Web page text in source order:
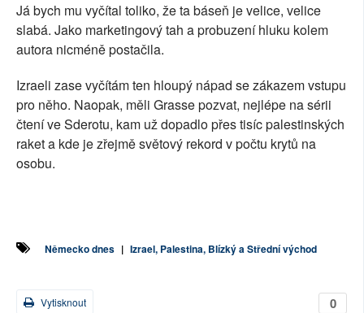
Já bych mu vyčítal toliko, že ta báseň je velice, velice
slabá. Jako marketingový tah a probuzení hluku kolem
autora nicméně postačila.
Izraeli zase vyčítám ten hloupý nápad se zákazem vstupu
pro něho. Naopak, měli Grasse pozvat, nejlépe na sérii
čtení ve Sderotu, kam už dopadlo přes tisíc palestinských
raket a kde je zřejmě světový rekord v počtu krytů na
osobu.
Německo dnes | Izrael, Palestina, Blízký a Střední východ
0
Vytisknout